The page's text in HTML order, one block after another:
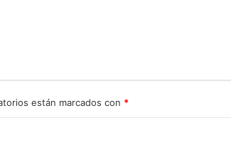
están marcados con *